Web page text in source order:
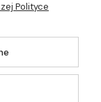
najlepszy sklep z
Polityce